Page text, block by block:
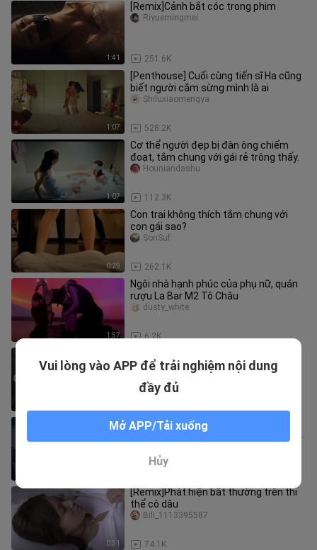
1:41
[Remix]Cảnh bắt cóc trong phim
251.6K
Riyuemingmei
1:07
[Penthouse] Cuối cùng tiến sĩ Ha cũng
biết người cắm sừng mình là ai
528.2K
Shiluxiaomengya
1:07
Cơ thể người đẹp bị đàn ông chiếm
đoạt, tắm chung với gái rẻ trông thấy.
112.3K
Houniandashu
0:29
Con trai không thích tắm chung với
con gái sao?
262.1K
SonSuf
1:57
Ngôi nhà hạnh phúc của phụ nữ, quán
rượu La Bar M2 Tô Châu
6.2K
dusty_white
ngọt ngào trong Tình Yêu Điên Cuồng
Hãy chuẩn bị tinh thần để hét lên vì
nguồn năng lượng dồi dào phía trước.
0:31
[Remix]Phát hiện bất thường trên thi
thể cô dâu
74.1K
Bili_1113395587
Vui lòng vào APP để trải nghiệm nội dung
đầy đủ
Mở APP/Tải xuống
Hủy